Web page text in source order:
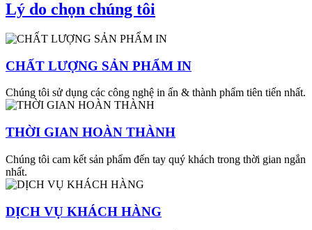
Lý do chọn chúng tôi
CHẤT LƯỢNG SẢN PHẨM IN
Chúng tôi sử dụng các công nghệ in ấn & thành phẩm tiên tiến nhất.
THỜI GIAN HOÀN THÀNH
Chúng tôi cam kết sản phẩm đến tay quý khách trong thời gian ngắn
nhất.
DỊCH VỤ KHÁCH HÀNG